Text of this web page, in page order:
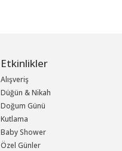
Etkinlikler
Alışveriş
Düğün & Nikah
Doğum Günü
Kutlama
Baby Shower
Özel Günler